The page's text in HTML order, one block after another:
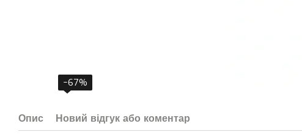
−67%
Опис Новий відгук або коментар